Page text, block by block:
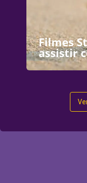
Filmes
assistir